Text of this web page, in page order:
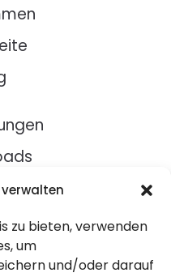
zu bieten, verwenden
um
und/oder darauf